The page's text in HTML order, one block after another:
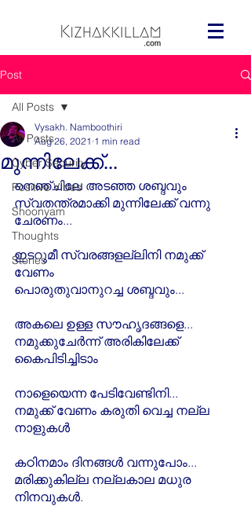
Post
All Posts
Cyber Security
Positive Vibes
Shoonyam
Thoughts
Stories
All Posts
മുന്നിലേക്ക്...
Vysakh. Namboothiri
Aug 26, 2021 1 min read
നെഞ്ചിലേ അടഞ്ഞ ശബ്ദവും
സ്വതന്ത്രമാക്കി മുന്നിലേക്ക് വന്നു
ചേരണം...
ഇടറുമീ സ്വരങ്ങളല്ലിനി നമുക്ക്
വേണം
പൊരുതുവാനുറച്ച ശബ്ദവും...
അകലെ ഉള്ള സൗഹൃദങ്ങളെ...
നമുക്കുചേർന്ന് അരികിലേക്ക്
കൈപിടിച്ചിടാം
നാളെയെന്ന പേടിവേണ്ടിനി...
നമുക്ക് വേണം കരുതി വെച്ച നല്ല
നാളുകൾ
കഠിനമാം ദിനങ്ങൾ വന്നുപോം...
മരിക്കുകില്ല നല്ലകാല മധുര
നിനവുകൾ.